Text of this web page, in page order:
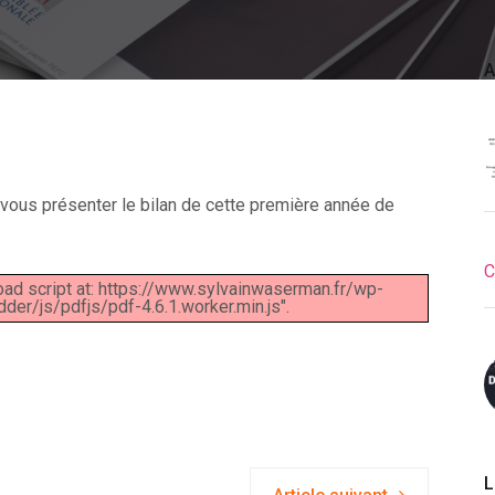
présenter le bilan de cette première année de
script at: https://www.sylvainwaserman.fr/wp-
js/pdfjs/pdf-4.6.1.worker.min.js".